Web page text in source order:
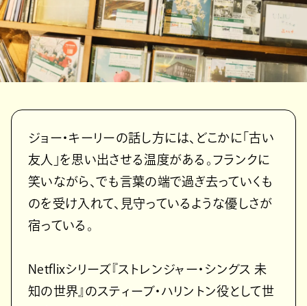
ジョー・キーリーの話し方には、どこかに「古い
友人」を思い出させる温度がある。フランクに
笑いながら、でも言葉の端で過ぎ去っていくも
のを受け入れて、見守っているような優しさが
宿っている。
Netflixシリーズ『ストレンジャー・シングス 未
知の世界』のスティーブ・ハリントン役として世